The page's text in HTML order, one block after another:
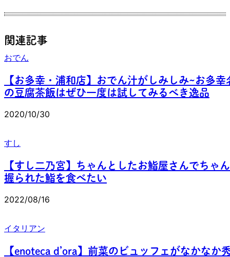
関連記事
おでん
【お多幸・浦和店】おでん汁がしみしみ~お多幸
の豆腐茶飯はぜひ一度は試してみるべき逸品
2020/10/30
すし
【すし二乃宮】ちゃんとしたお鮨屋さんでちゃ
握られた鮨を食べたい
2022/08/16
イタリアン
【enoteca d’ora】前菜のビュッフェがなかなか